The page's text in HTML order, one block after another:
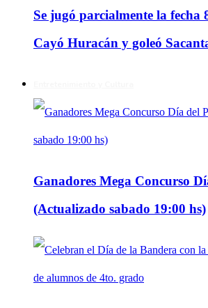
Se jugó parcialmente la fecha
Cayó Huracán y goleó
Ganadores Mega Concurso
(Actualizado sabado 19:00 hs)